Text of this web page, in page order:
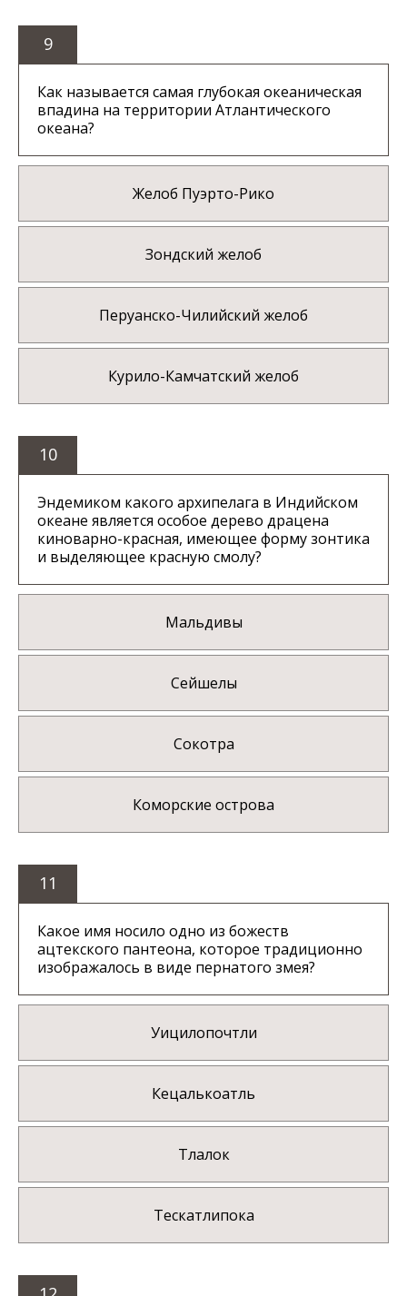
9
Как называется самая глубокая океаническая
впадина на территории Атлантического
океана?
Желоб Пуэрто-Рико
Зондский желоб
Перуанско-Чилийский желоб
Курило-Камчатский желоб
10
Эндемиком какого архипелага в Индийском
океане является особое дерево драцена
киноварно-красная, имеющее форму зонтика
и выделяющее красную смолу?
Мальдивы
Сейшелы
Сокотра
Коморские острова
11
Какое имя носило одно из божеств
ацтекского пантеона, которое традиционно
изображалось в виде пернатого змея?
Уицилопочтли
Кецалькоатль
Тлалок
Тескатлипока